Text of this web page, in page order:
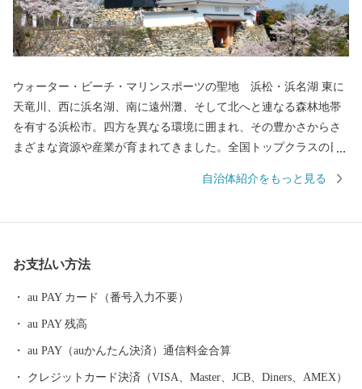
ウォーター・ビーチ・マリンスポーツの聖地 浜松・浜名湖 東に
天竜川、西に浜名湖、南に遠州灘、そして北へと連なる森林地帯
を有する浜松市。四方を異なる環境に囲まれ、その豊かさからさ
まざまな資源や産業が育まれてきました。全国トップクラスの日
ほか、楽器やオートバイ、繊維、食品など、ものづくりの街は生
まなウォーター・ビーチ・マリンスポーツを楽しむことができ、
自治体紹介をもっと見る
お支払い方法
au PAY カード（番号入力不要）
au PAY 残高
au PAY（auかんたん決済）通信料金合算
クレジットカード決済（VISA、Master、JCB、Diners、AMEX）